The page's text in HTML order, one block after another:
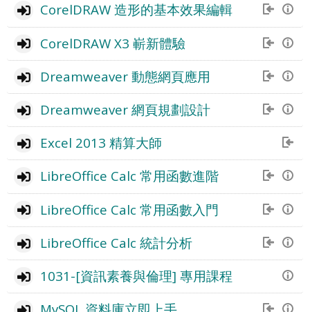
CorelDRAW 造形的基本效果編輯
CorelDRAW X3 嶄新體驗
Dreamweaver 動態網頁應用
Dreamweaver 網頁規劃設計
Excel 2013 精算大師
LibreOffice Calc 常用函數進階
LibreOffice Calc 常用函數入門
LibreOffice Calc 統計分析
1031-[資訊素養與倫理] 專用課程